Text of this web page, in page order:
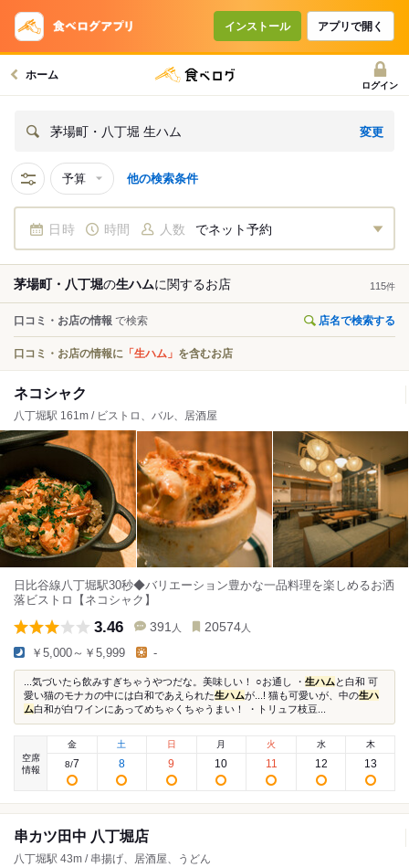
インストール アプリで開く
ホーム
ログイン
茅場町・八丁堀 生ハム 変更
予算 他の検索条件
日時 時間 人数 でネット予約
茅場町・八丁堀の生ハムに関するお店 115件
口コミ・お店の情報 で検索 店名で検索する
口コミ・お店の情報に 「生ハム」 を含むお店
ネコシャク
八丁堀駅 161m / ビストロ、バル、居酒屋
日比谷線八丁堀駅30秒◆バリエーション豊かな一品料理を楽しめるお洒
落ビストロ【ネコシャク】
3.46 391 人 20574 人
￥5,000～￥5,999 -
...気づいたら飲みすぎちゃうやつだな。美味しい！ ○お通し ・ 生ハム と白和 可
愛い猫のモナカの中には白和であえられた生ハムが...! 猫も可愛いが、中の生ハ
ム白和が白ワインにあってめちゃくちゃうまい！ ・トリュフ枝豆...
空席
情報
金
8/7
土
8
日
9
月
10
火
11
水
12
木
13
串カツ田中 八丁堀店
八丁堀駅 43m / 串揚げ、居酒屋、うどん